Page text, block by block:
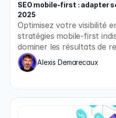
SEO mobile-first : adapter
2025
Optimisez votre visibilité
stratégies mobile-first
dominer les résultats de
répondre aux nouvelles
Alexis Demarecaux